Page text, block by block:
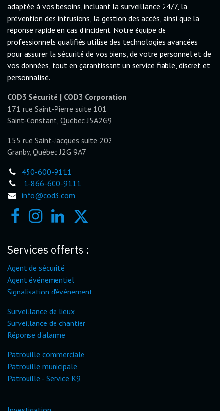
adaptée à vos besoins, incluant la surveillance 24/7, la
prévention des intrusions, la gestion des accès, ainsi que la
réponse rapide en cas d'incident. Notre équipe de
professionnels qualifiés utilise des technologies avancées
pour assurer la sécurité de vos biens, de votre personnel et de
vos données, tout en garantissant un service fiable, discret et
personnalisé.
COD3 Sécurité | COD3 Corporation
171 rue Saint-Pierre suite 101
Saint-Constant, Québec J5A2G9
155 rue Saint-Jacques suite 202
Granby, Québec J2G 9A7
450-600-9111
1-866-600-9111
info@cod3.com
Services offerts :
Agent de sécurité
Agent événementiel
Signalisation d'événement
Surveillance de lieux
Surveillance de chantier
Réponse d'alarme
Patrouille commerciale
Patrouille municipale
Patrouille - Service K9